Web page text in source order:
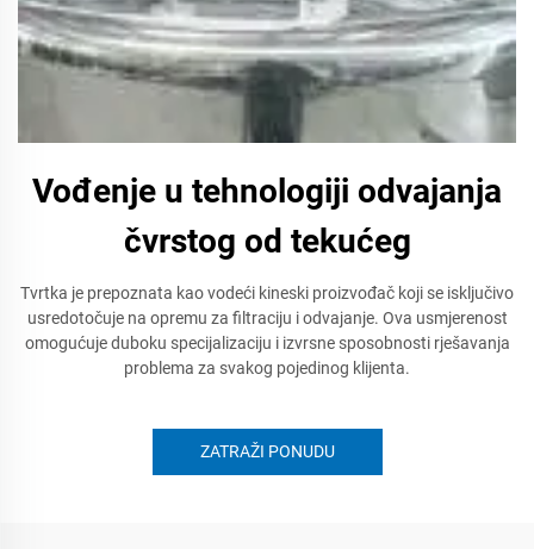
Vođenje u tehnologiji odvajanja
čvrstog od tekućeg
Tvrtka je prepoznata kao vodeći kineski proizvođač koji se isključivo
usredotočuje na opremu za filtraciju i odvajanje. Ova usmjerenost
omogućuje duboku specijalizaciju i izvrsne sposobnosti rješavanja
problema za svakog pojedinog klijenta.
ZATRAŽI PONUDU